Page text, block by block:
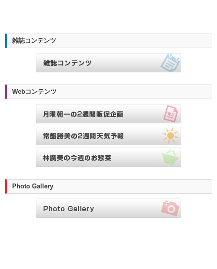
雑誌コンテンツ
Webコンテンツ
Photo Gallery